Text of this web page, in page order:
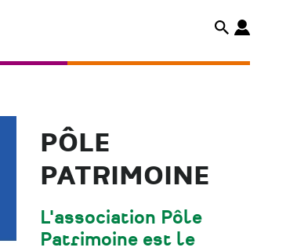
PÔLE
PATRIMOINE
L'association Pôle
Patrimoine est le